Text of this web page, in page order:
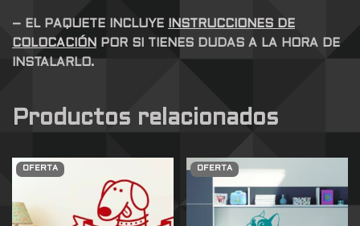
– EL PAQUETE INCLUYE
INSTRUCCIONES DE
COLOCACIÓN
POR SI TIENES DUDAS A LA HORA DE
INSTALARLO.
Productos relacionados
OFERTA OFERTA